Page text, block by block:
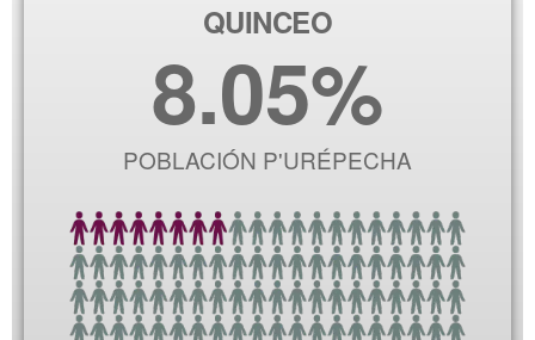
QUINCEO
8.05%
POBLACIÓN P'URÉPECHA